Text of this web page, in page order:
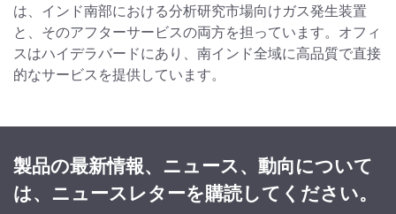
は、インド南部における分析研究市場向けガス発生装置
と、そのアフターサービスの両方を担っています。オフィ
スはハイデラバードにあり、南インド全域に高品質で直接
的なサービスを提供しています。
製品の最新情報、ニュース、動向について
は、ニュースレターを購読してください。